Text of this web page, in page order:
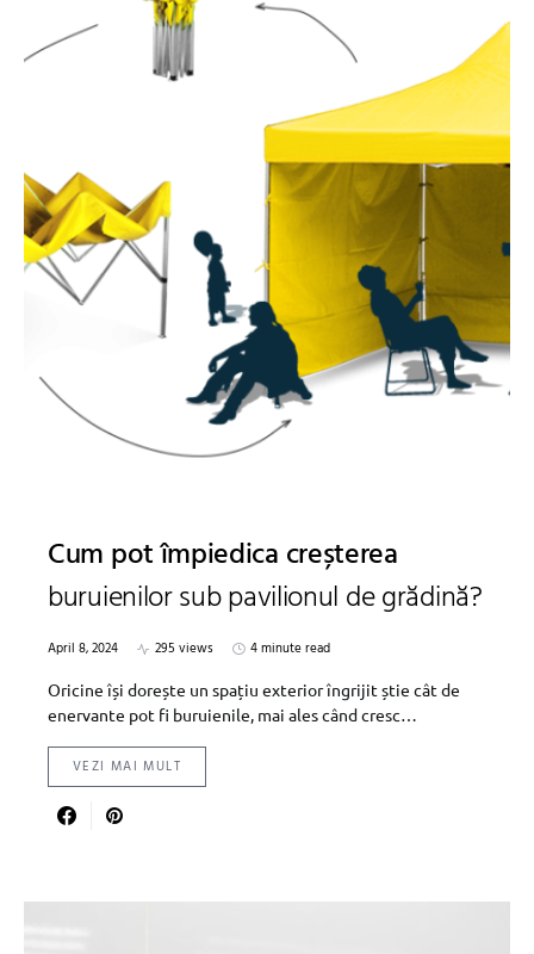
Cum pot împiedica creșterea
buruienilor sub pavilionul de grădină?
April 8, 2024 295 views
4 minute read
Oricine își dorește un spațiu exterior îngrijit știe cât de
enervante pot fi buruienile, mai ales când cresc…
VEZI MAI MULT